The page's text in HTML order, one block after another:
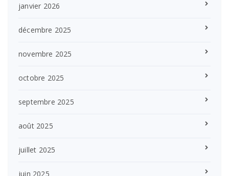
janvier 2026
décembre 2025
novembre 2025
octobre 2025
septembre 2025
août 2025
juillet 2025
juin 2025